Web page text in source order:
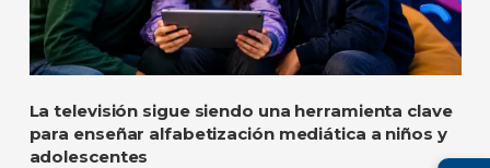
La televisión sigue siendo una herramienta clave
para enseñar alfabetización mediática a niños y
adolescentes